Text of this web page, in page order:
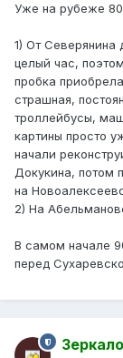
Уже на рубеже
1) От
целый час,
пробка
страшная,
троллейбусы,
картины просто
начали
Докукина, потом
на
2) На
В самом начале
перед
Зеркало